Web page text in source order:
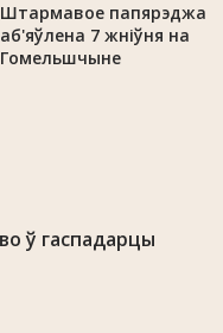
Штармавое
аб'яўлена 7 жніўня на
Гомельшчыне
ў гаспадарцы